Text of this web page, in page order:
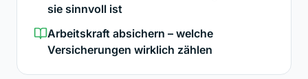
sie sinnvoll ist
Arbeitskraft absichern – welche
Versicherungen wirklich zählen